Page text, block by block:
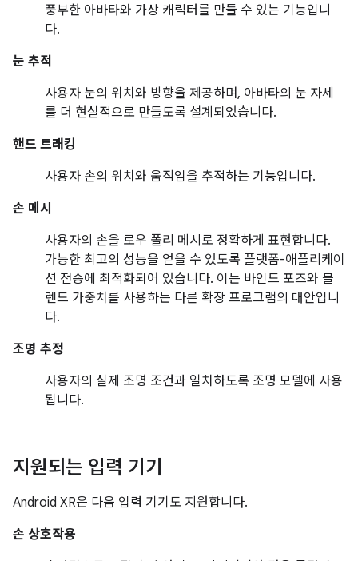
풍부한 아바타와 가상 캐릭터를 만들 수 있는 기능입니
다.
눈 추적
사용자 눈의 위치와 방향을 제공하며, 아바타의 눈 자세
를 더 현실적으로 만들도록 설계되었습니다.
핸드 트래킹
사용자 손의 위치와 움직임을 추적하는 기능입니다.
손 메시
사용자의 손을 로우 폴리 메시로 정확하게 표현합니다.
가능한 최고의 성능을 얻을 수 있도록 플랫폼-애플리케이
션 전송에 최적화되어 있습니다. 이는 바인드 포즈와 블
렌드 가중치를 사용하는 다른 확장 프로그램의 대안입니
다.
조명 추정
사용자의 실제 조명 조건과 일치하도록 조명 모델에 사용
됩니다.
지원되는 입력 기기
Android XR은 다음 입력 기기도 지원합니다.
손 상호작용